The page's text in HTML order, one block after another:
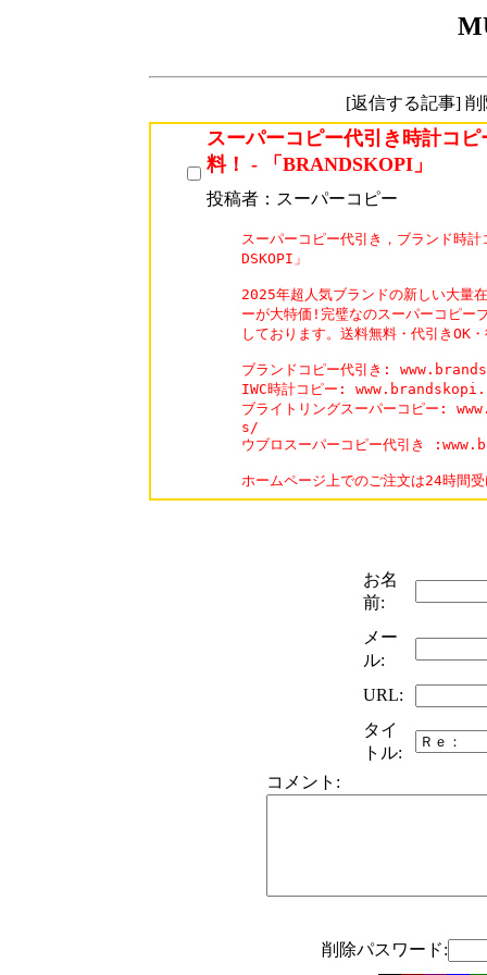
[返信する記事]
スーパーコピー代引き時計コ
料！ - 「BRANDSKOPI」
投稿者：スーパーコピー
スーパーコピー代引き，ブランド時
DSKOPI」
2025年超人気ブランドの新しい大量
ーが大特価!完璧なのスーパーコピー
しております。送料無料・代引きOK
ブランドコピー代引き:
IWC時計コピー:
ブライトリングスーパーコピー:
s/
ウブロスーパーコピー代引き
ホームページ上でのご注文は24時間
お名
前:
メー
ル:
URL:
タイ
トル:
コメント:
削除パスワード: